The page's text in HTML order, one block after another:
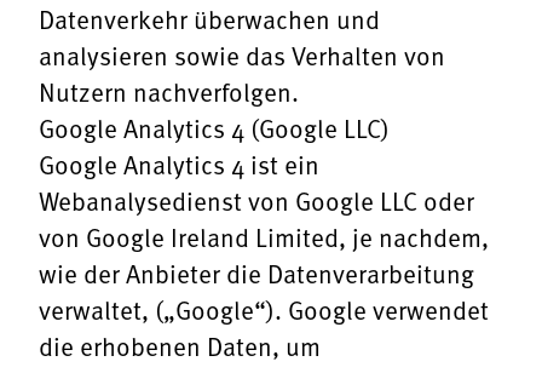
Datenverkehr überwachen und
analysieren sowie das Verhalten von
Nutzern nachverfolgen.
Google Analytics 4 (Google LLC)
Google Analytics 4 ist ein
Webanalysedienst von Google LLC oder
von Google Ireland Limited, je nachdem,
wie der Anbieter die Datenverarbeitung
verwaltet, („Google“). Google verwendet
die erhobenen Daten, um